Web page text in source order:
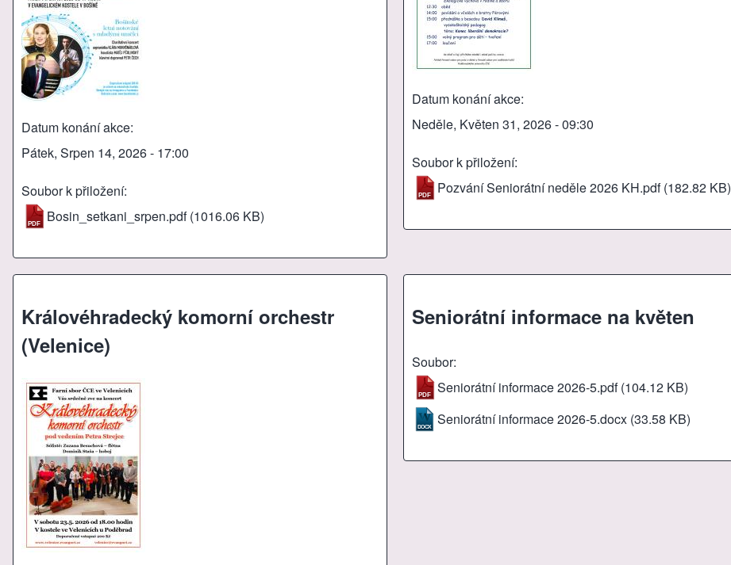
Datum konání akce
Pátek, Srpen 14, 2026 - 17:00
Soubor k přiložení
Bosin_setkani_srpen.pdf (1016.06 KB)
Datum konání akce
Neděle, Květen 31, 2026 - 09:30
Soubor k přiložení
Pozvání Seniorátní neděle 2026 KH.pdf (182.82 KB)
Královéhradecký komorní orchestr
(Velenice)
Seniorátní informace na květen
Soubor
Seniorátní informace 2026-5.pdf (104.12 KB)
Seniorátní informace 2026-5.docx (33.58 KB)